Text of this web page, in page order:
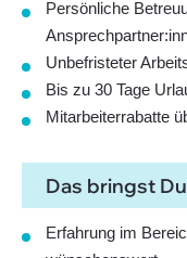
Persönliche
Unbefristeter
Bis zu 30 Tage
Mitarbeiterrabatte
Das bringst
Erfahrung im